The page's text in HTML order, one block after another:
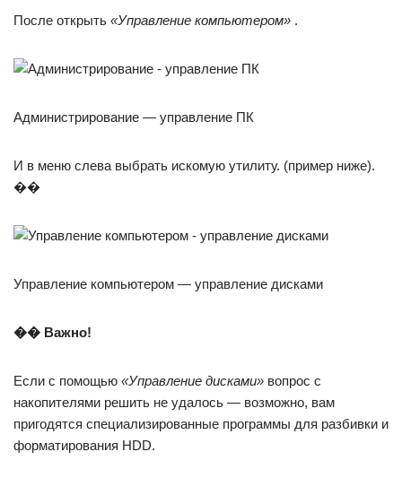
После открыть «Управление компьютером» .
Администрирование — управление ПК
И в меню слева выбрать искомую утилиту. (пример ниже).
��
Управление компьютером — управление дисками
�� Важно!
Если с помощью «Управление дисками» вопрос с
накопителями решить не удалось — возможно, вам
пригодятся специализированные программы для разбивки и
форматирования HDD.